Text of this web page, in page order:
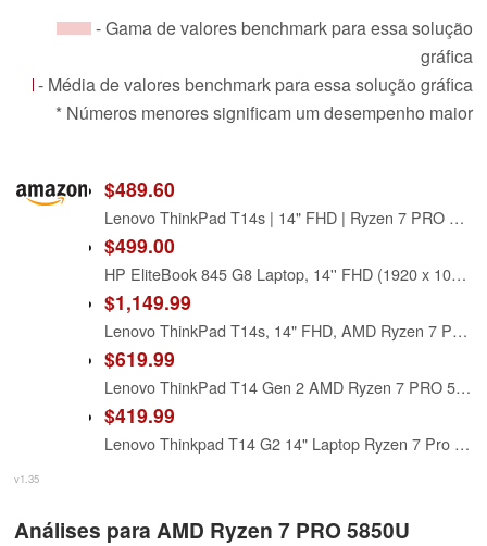
- Gama de valores benchmark para essa solução
gráfica
- Média de valores benchmark para essa solução gráfica
* Números menores significam um desempenho maior
$489.60
Lenovo ThinkPad T14s | 14" FHD | Ryzen 7 PRO 5850U | 16GB RAM | 512GB SSD | Win 11 Pro | Backlit Keyboard | Fingerprint | Wi-Fi
$499.00
HP EliteBook 845 G8 Laptop, 14'' FHD (1920 x 1080) Laptop, AMD Ryzen 7 Pro 5850U, 16GB RAM, 256GB SSD, Backlit Keyboard, Wi-Fi, Windows 11 Pro, Silver (Renewed)
$1,149.99
Lenovo ThinkPad T14s, 14" FHD, AMD Ryzen 7 PRO 5850U, 16GB RAM, 1TB SSD
$619.99
Lenovo ThinkPad T14 Gen 2 AMD Ryzen 7 PRO 5850U, 14" FHD (1920x1080) IPS 400nits Anti-Glare, 16GB RAM, 512GB SSD, Backlit Keyboard, Fingerprint Reader Win10Pro
$419.99
Lenovo Thinkpad T14 G2 14" Laptop Ryzen 7 Pro 5850U 16GB RAM 512GB SSD W11P
v1.35
Análises para AMD Ryzen 7 PRO 5850U